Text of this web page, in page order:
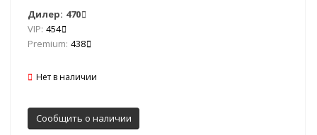
Дилер: 470
VIP: 454
Premium: 438
Нет в наличии
Сообщить о наличии